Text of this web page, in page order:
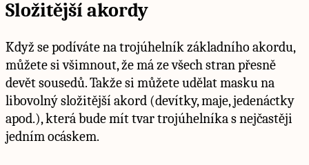
Složitější akordy
Když se podíváte na trojúhelník základního akordu,
můžete si všimnout, že má ze všech stran přesně
devět sousedů. Takže si můžete udělat masku na
libovolný složitější akord (devítky, maje, jedenáctky
apod.), která bude mít tvar trojúhelníka s nejčastěji
jedním ocáskem.